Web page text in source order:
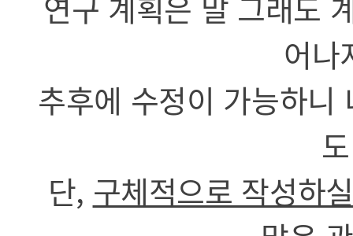
어나
추후에 수정이 가능하니
단, 구체적으로 작성하